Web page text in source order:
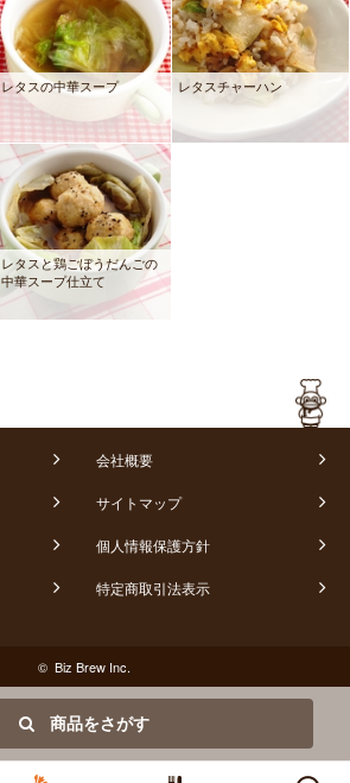
商品をさがす
レタスの中華スープ レタスチャーハン
レタスと鶏ごぼうだんごの
中華スープ仕立て
会社概要
サイトマップ
個人情報保護方針
特定商取引法表示
© Biz Brew Inc.